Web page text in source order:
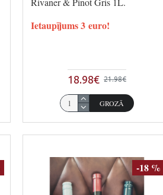
Ietaupījums 3 euro!
18.98€ 21.98€
GROZĀ
-18 %